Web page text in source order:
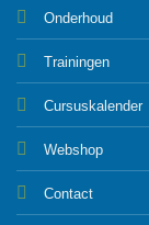
Onderhoud
Trainingen
Cursuskalender
Webshop
Contact